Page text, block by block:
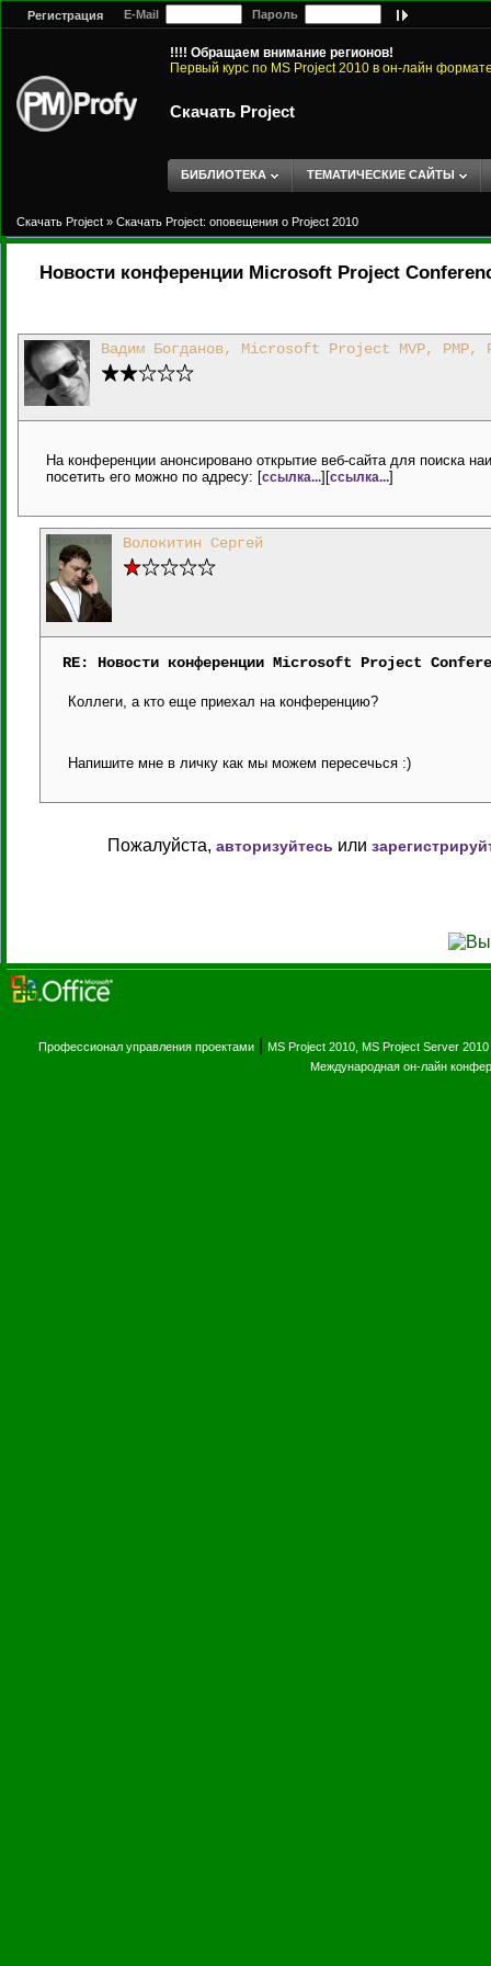
Регистрация E-Mail Пароль
!!!! Обращаем внимание регионов!
Первый курс по MS Project 2010 в он-лайн
Скачать Project
БИБЛИОТЕКА ТЕМАТИЧЕСКИЕ САЙТЫ
Скачать Project » Скачать Project: оповещения о Project 2010
Новости конференции Microsoft Project
Вадим Богданов, Microsoft Project MVP, PMP,
На конференции анонсировано открытие веб-сайта для поиска
посетить его можно по адресу: [ссылка...][ссылка...]
Волокитин Сергей
RE: Новости конференции Microsoft Project
Коллеги, а кто еще приехал на конференцию?
Напишите мне в личку как мы можем пересечься :)
Пожалуйста, авторизуйтесь или
Профессионал управления проектами MS Project 2010, MS Project Server 2010
Международная он-лайн